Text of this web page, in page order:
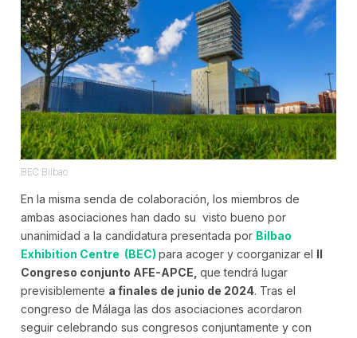
BEC Bilbao
En la misma senda de colaboración, los miembros de
ambas asociaciones han dado su visto bueno por
unanimidad a la candidatura presentada por Bilbao
Exhibition Centre (BEC) para acoger y coorganizar el II
Congreso conjunto AFE-APCE, que tendrá lugar
previsiblemente a finales de junio de 2024. Tras el
congreso de Málaga las dos asociaciones acordaron
seguir celebrando sus congresos conjuntamente y con